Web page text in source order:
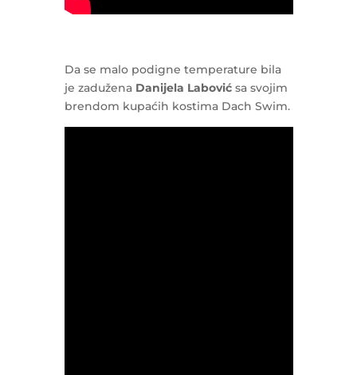
Da se malo podigne temperature bila
je zadužena Danijela Labovićsa svojim
brendom kupaćih kostima Dach Swim.